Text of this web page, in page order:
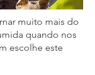
muito mais do
quando nos
escolhe este